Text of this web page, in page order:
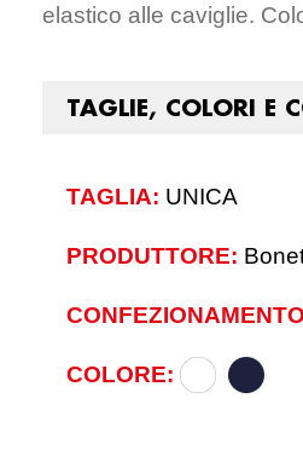
elastico alle caviglie.
TAGLIE, COLORI E
TAGLIA: UNICA
PRODUTTORE:
COLORE: